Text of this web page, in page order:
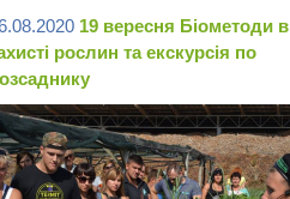
19 вересня Біометоди в
рослин та екскурсія по